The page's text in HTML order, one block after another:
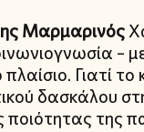
Μαρμαρινός
–
Γιατί
δασκάλου
ποιότητας της